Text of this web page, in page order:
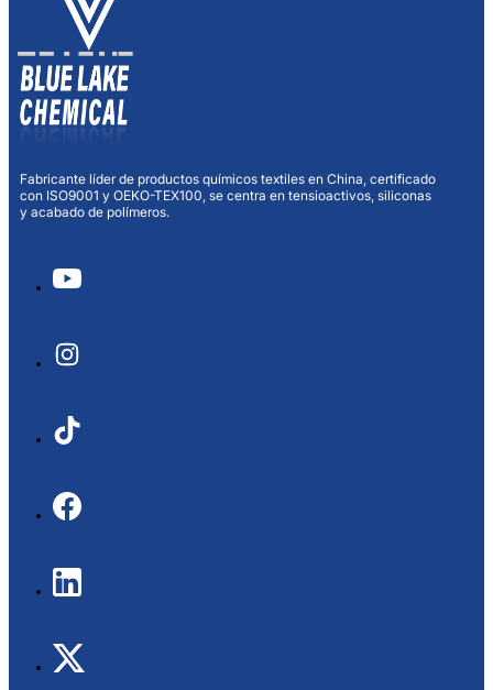
Fabricante líder de productos químicos textiles en China, certificado
con ISO9001 y OEKO-TEX100, se centra en tensioactivos, siliconas
y acabado de polímeros.